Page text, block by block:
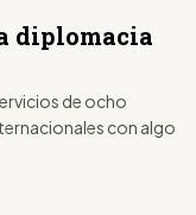
diplomacia
de ocho
con algo